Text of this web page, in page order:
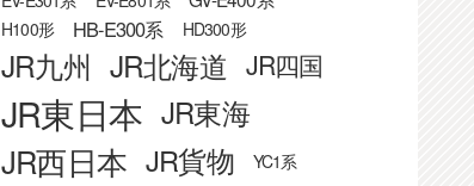
H100形 HB-E300系 HD300形
JR九州 JR北海道 JR四国
JR東日本 JR東海
JR西日本 JR貨物
YC1系